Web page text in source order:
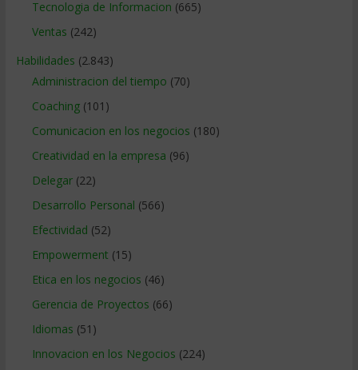
Tecnologia de Informacion (665)
Ventas (242)
Habilidades (2.843)
Administracion del tiempo (70)
Coaching(101)
Comunicacion en los negocios (180)
Creatividad en la empresa (96)
Delegar(22)
Desarrollo Personal (566)
Efectividad (52)
Empowerment (15)
Etica en los negocios (46)
Gerencia de Proyectos (66)
Idiomas (51)
Innovacion en los Negocios (224)